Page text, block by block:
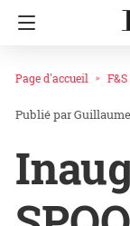
Page d'accueil